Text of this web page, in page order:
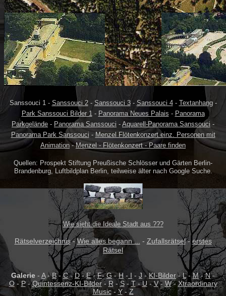
Sanssouci 1 - Sanssouci 2- Sanssouci 3- Sanssouci 4- Textanhang-
Park Sanssouci Bilder 1- Panorama Neues Palais - Panorama
Parkgelände - Panorama Sanssouci - Aquarell-Panorama Sanssouci -
Panorama Park Sanssouci - Menzel Flötenkonzert einz. Personen mit
Animation-Menzel - Flötenkonzert - Paare finden
Quellen: Prospekt Stiftung Preußische Schlösser und Gärten Berlin-
Brandenburg, Luftbildplan Berlin, teilweise älter nach Google Suche.
Wie sieht die Ideale Stadt aus ???
Rätselverzeichnis-Wie alles begann ... - Zufallsrätsel- erstes
Rätsel
Galerie - A-B-C-D-E-F-G-H - I - J -KI-Bilder-L-M-N-
O-P-Quintessenz-KI-Bilder- R -S- T-U -V- W-Xtraordinary
Music- Y-Z